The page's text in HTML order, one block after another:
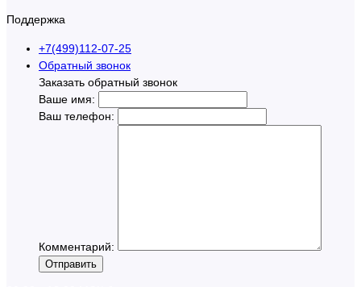
Поддержка
+7(499)112-07-25
Обратный звонок
Заказать обратный звонок
Ваше имя:
Ваш телефон:
Комментарий:
Отправить